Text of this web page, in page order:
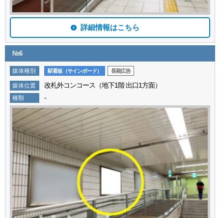
詳細情報はこちら
№6
媒体種別 駅看板（サインボード） 長期広告
媒体位置 改札外コンコース（地下1階 出口1方面）
種類 -